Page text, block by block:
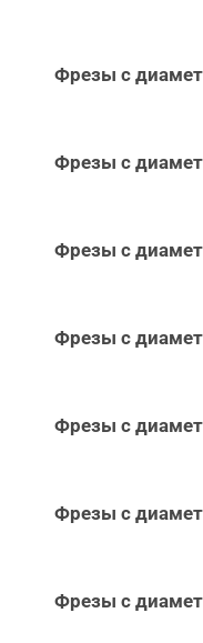
Фрезы с
Фрезы с
Фрезы с
Фрезы с
Фрезы с
Фрезы с
Фрезы с